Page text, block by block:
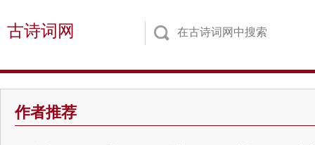
古诗词网
作者推荐